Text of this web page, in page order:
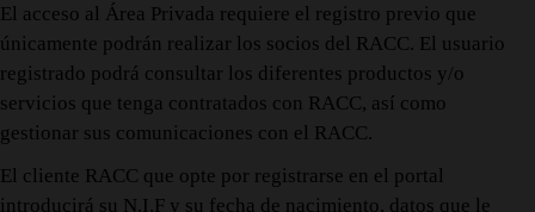
El acceso al Área Privada requiere el registro previo que
únicamente podrán realizar los socios del RACC. El usuario
registrado podrá consultar los diferentes productos y/o
servicios que tenga contratados con RACC, así como
gestionar sus comunicaciones con el RACC.
El cliente RACC que opte por registrarse en el portal
introducirá su N.I.F y su fecha de nacimiento, datos que le